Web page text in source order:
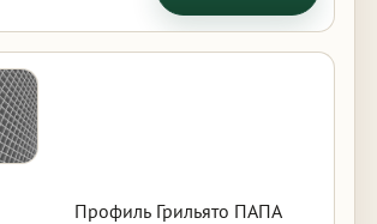
Профиль Грильято ПАПА